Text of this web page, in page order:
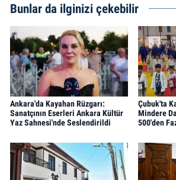
Bunlar da ilginizi çekebilir
Ankara'da Kayahan Rüzgarı:
Sanatçının Eserleri Ankara Kültür
Yaz Sahnesi'nde Seslendirildi
Çubuk'ta
Mindere
500'den